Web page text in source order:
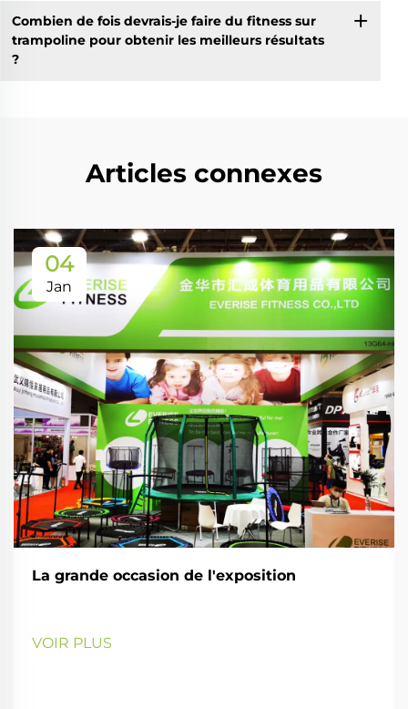
Combien de fois devrais-je faire du fitness sur
trampoline pour obtenir les meilleurs résultats
?
Articles connexes
04
Jan
La grande occasion de l'exposition
VOIR PLUS